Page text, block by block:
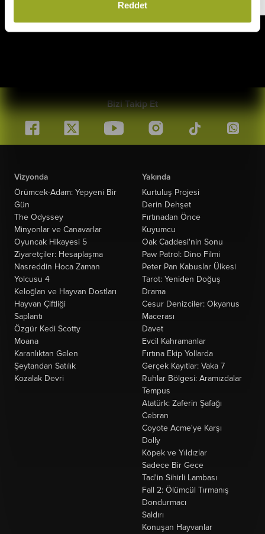
Reddet
Bizi Takip Et
Vizyonda
Örümcek-Adam: Yepyeni Bir
Gün
The Odyssey
Minyonlar ve Canavarlar
Oyuncak Hikayesi 5
Ziyaretçiler: Hesaplaşma
Nasreddin Hoca Zaman
Yolcusu 4
Keloğlan ve Hayvan Dostları
Hayvan Çiftliği
Saplantı
Özgür Kedi Scotty
Moana
Karanlıktan Gelen
Şeytandan Satılık
Kozalak Devri
Yakında
Kurtuluş Projesi
Derin Dehşet
Fırtınadan Önce
Kuyumcu
Oak Caddesi'nin Sonu
Paw Patrol: Dino Filmi
Peter Pan Kabuslar Ülkesi
Tarot: Yeniden Doğuş
Drama
Cesur Denizciler: Okyanus
Macerası
Davet
Evcil Kahramanlar
Fırtına Ekip Yollarda
Gerçek Kayıtlar: Vaka 7
Ruhlar Bölgesi: Aramızdalar
Tempus
Atatürk: Zaferin Şafağı
Cebran
Coyote Acme'ye Karşı
Dolly
Köpek ve Yıldızlar
Sadece Bir Gece
Tad'in Sihirli Lambası
Fall 2: Ölümcül Tırmanış
Dondurmacı
Saldırı
Konuşan Hayvanlar